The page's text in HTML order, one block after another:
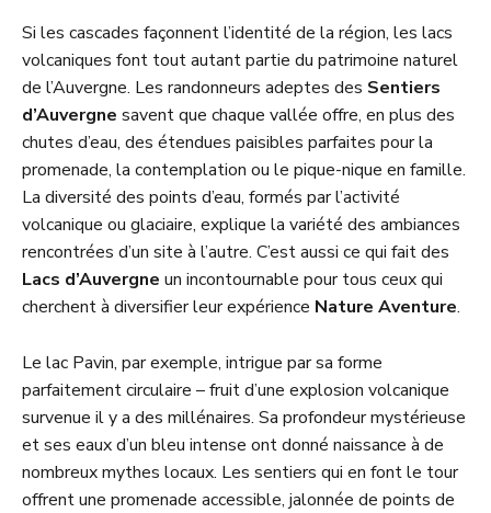
Si les cascades façonnent l’identité de la région, les lacs
volcaniques font tout autant partie du patrimoine naturel
de l’Auvergne. Les randonneurs adeptes des Sentiers
d’Auvergne savent que chaque vallée offre, en plus des
chutes d’eau, des étendues paisibles parfaites pour la
promenade, la contemplation ou le pique-nique en famille.
La diversité des points d’eau, formés par l’activité
volcanique ou glaciaire, explique la variété des ambiances
rencontrées d’un site à l’autre. C’est aussi ce qui fait des
Lacs d’Auvergne un incontournable pour tous ceux qui
cherchent à diversifier leur expérience Nature Aventure.
Le lac Pavin, par exemple, intrigue par sa forme
parfaitement circulaire – fruit d’une explosion volcanique
survenue il y a des millénaires. Sa profondeur mystérieuse
et ses eaux d’un bleu intense ont donné naissance à de
nombreux mythes locaux. Les sentiers qui en font le tour
offrent une promenade accessible, jalonnée de points de